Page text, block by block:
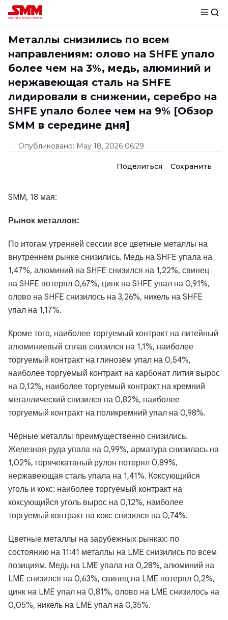
Металлы снизились по всем
направлениям: олово на SHFE упало
более чем на 3%, медь, алюминий и
нержавеющая сталь на SHFE
лидировали в снижении, серебро на
SHFE упало более чем на 9% [Обзор
SMM в середине дня]
Опубликовано: May 18, 2026 06:29
Поделиться Сохранить
SMM, 18 мая:
Рынок металлов:
По итогам утренней сессии все цветные металлы на
внутреннем рынке снизились. Медь на SHFE упала на
1,47%, алюминий на SHFE снизился на 1,22%, свинец
на SHFE потерял 0,67%, цинк на SHFE упал на 0,91%,
олово на SHFE снизилось на 3,26%, никель на SHFE
упал на 1,17%.
Кроме того, наиболее торгуемый контракт на литейный
алюминиевый сплав снизился на 1,1%, наиболее
торгуемый контракт на глинозём упал на 0,54%,
наиболее торгуемый контракт на карбонат лития вырос
на 0,12%, наиболее торгуемый контракт на кремний
металлический снизился на 0,82%, наиболее
торгуемый контракт на поликремний упал на 0,98%.
Чёрные металлы преимущественно снизились.
Железная руда упала на 0,99%, арматура снизилась на
1,02%, горячекатаный рулон потерял 0,89%,
нержавеющая сталь упала на 1,41%. Коксующийся
уголь и кокс: наиболее торгуемый контракт на
коксующийся уголь вырос на 0,12%, наиболее
торгуемый контракт на кокс снизился на 0,74%.
Цветные металлы на зарубежных рынках: по
состоянию на 11:41 металлы на LME снизились по всем
позициям. Медь на LME упала на 0,28%, алюминий на
LME снизился на 0,63%, свинец на LME потерял 0,2%,
цинк на LME упал на 0,81%, олово на LME снизилось на
0,05%, никель на LME упал на 0,35%.